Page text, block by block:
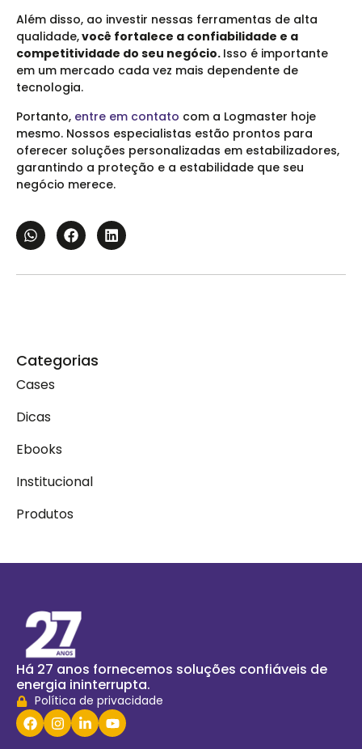
Além disso, ao investir nessas ferramentas de alta
qualidade,você fortalece a confiabilidade e a
competitividade do seu negócio. Isso é importante
em um mercado cada vez mais dependente de
tecnologia.
Portanto, entre em contato com a Logmaster hoje
mesmo. Nossos especialistas estão prontos para
oferecer soluções personalizadas em estabilizadores,
garantindo a proteção e a estabilidade que seu
negócio merece.
Categorias
Cases
Dicas
Ebooks
Institucional
Produtos
Há 27 anos fornecemos soluções confiáveis de
energia ininterrupta.
Política de privacidade